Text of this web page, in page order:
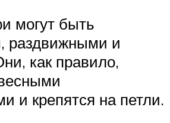
могут быть
раздвижными и
как правило,
и крепятся на петли.